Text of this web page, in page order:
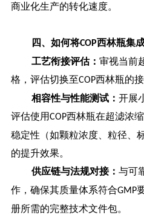
商业化生产的转化速度。
四、 如何将COP西林瓶集
工艺衔接评估： 审视当前
格，评估切换至COP西林瓶的
相容性与性能测试： 开展
评估使用COP西林瓶在超滤浓
稳定性（如颗粒浓度、粒径、
的提升效果。
供应链与法规对接： 与可
作，确保其质量体系符合GMP
册所需的完整技术文件包。